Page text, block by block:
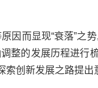
因而显现“衰落”之
整的发展历程进行
创新发展之路提出